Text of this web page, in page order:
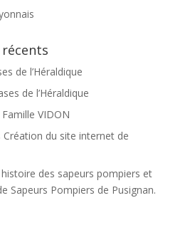
de l’Héraldique
de l’Héraldique
Famille VIDON
Création du site internet de
histoire des sapeurs pompiers et
Sapeurs Pompiers de Pusignan.